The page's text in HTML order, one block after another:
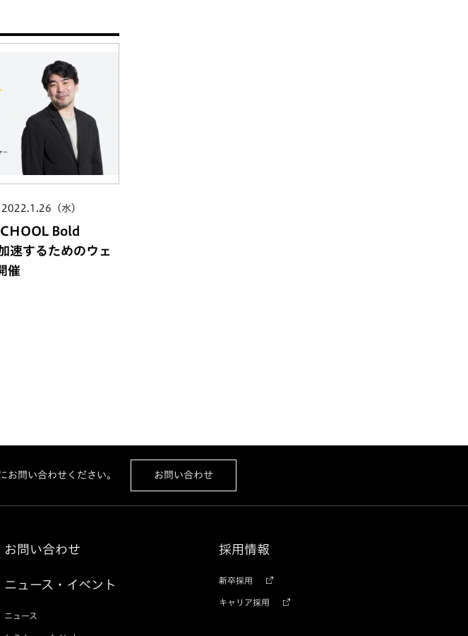
2022.1.26（水）
Bold
速するためのウェ
催
お問い合わせください。 お問い合わせ
お問い合わせ
ニュース・イベント
ニュース
採用情報
新卒採用
キャリア採用